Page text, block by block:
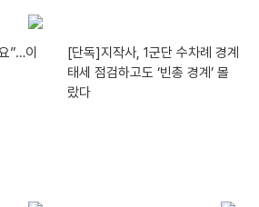
”…이
[단독]지작사, 1군단 수차례 경계
태세 점검하고도 ‘빈총 경계’ 몰
랐다